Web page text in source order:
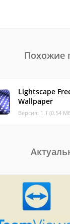
Похожие
Lightscape
Wallpaper
Версия: 1.1 (0.54